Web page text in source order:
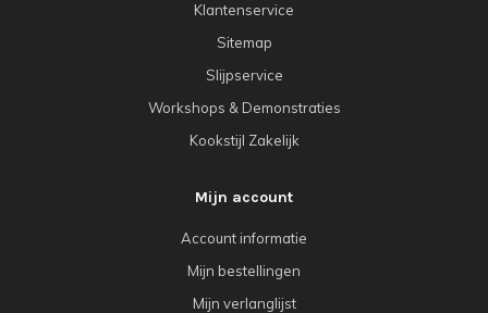
Klantenservice
Sitemap
Slijpservice
Workshops & Demonstraties
Kookstijl Zakelijk
Mijn account
Account informatie
Mijn bestellingen
Mijn verlanglijst